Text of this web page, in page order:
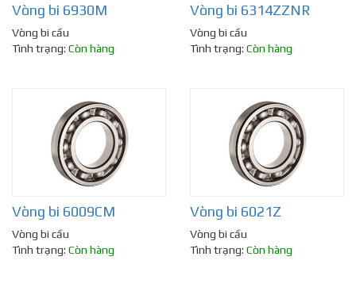
Vòng bi 6930M
Vòng bi cầu
Tình trạng: Còn hàng
Vòng bi 6314ZZNR
Vòng bi cầu
Tình trạng: Còn hàng
Vòng bi 6009CM
Vòng bi cầu
Tình trạng: Còn hàng
Vòng bi 6021Z
Vòng bi cầu
Tình trạng: Còn hàng